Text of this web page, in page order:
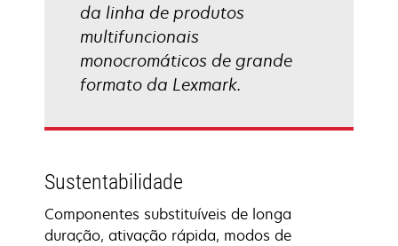
da linha de produtos
multifuncionais
monocromáticos de grande
formato da Lexmark.
Sustentabilidade
Componentes substituíveis de longa
duração, ativação rápida, modos de